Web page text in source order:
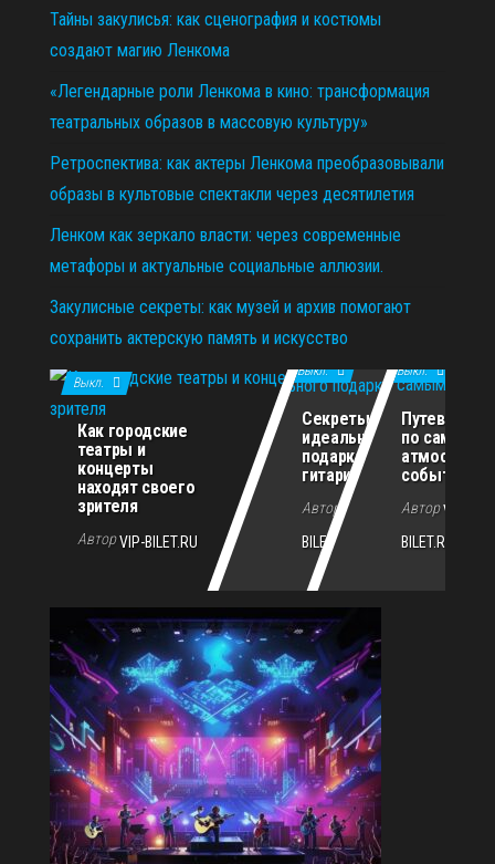
Тайны закулисья: как сценография и костюмы
создают магию Ленкома
«Легендарные роли Ленкома в кино: трансформация
театральных образов в массовую культуру»
Ретроспектива: как актеры Ленкома преобразовывали
образы в культовые спектакли через десятилетия
Ленком как зеркало власти: через современные
метафоры и актуальные социальные аллюзии.
Закулисные секреты: как музей и архив помогают
сохранить актерскую память и искусство
02.07.2026
Выкл.
Как городские
театры и
концерты
находят своего
зрителя
АвторVIP-BILET.RU
11.12.2025
Выкл.
Секреты
идеального
подарка для
гитариста
Автор VIP-
BILET.RU
Выкл.
по самым
событиям
АвторVIP-
BILET.RU